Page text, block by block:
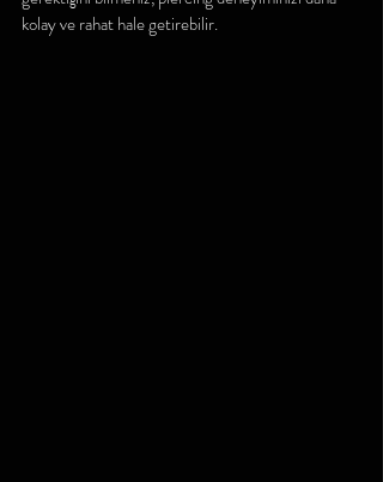
kolay ve rahat hale getirebilir.